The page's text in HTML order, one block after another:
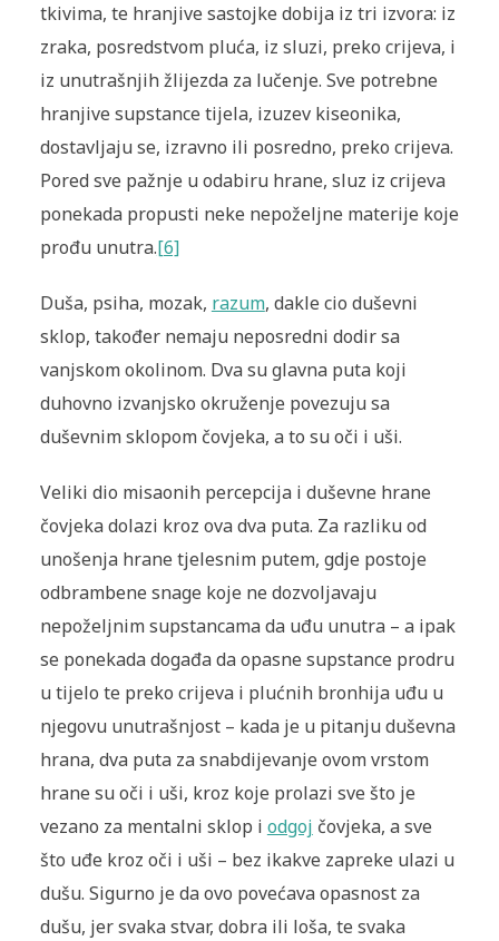
tkivima, te hranjive sastojke dobija iz tri izvora: iz
zraka, posredstvom pluća, iz sluzi, preko crijeva, i
iz unutrašnjih žlijezda za lučenje. Sve potrebne
hranjive supstance tijela, izuzev kiseonika,
dostavljaju se, izravno ili posredno, preko crijeva.
Pored sve pažnje u odabiru hrane, sluz iz crijeva
ponekada propusti neke nepoželjne materije koje
prođu unutra.[6]
Duša, psiha, mozak, razum, dakle cio duševni
sklop, također nemaju neposredni dodir sa
vanjskom okolinom. Dva su glavna puta koji
duhovno izvanjsko okruženje povezuju sa
duševnim sklopom čovjeka, a to su oči i uši.
Veliki dio misaonih percepcija i duševne hrane
čovjeka dolazi kroz ova dva puta. Za razliku od
unošenja hrane tjelesnim putem, gdje postoje
odbrambene snage koje ne dozvoljavaju
nepoželjnim supstancama da uđu unutra – a ipak
se ponekada događa da opasne supstance prodru
u tijelo te preko crijeva i plućnih bronhija uđu u
njegovu unutrašnjost – kada je u pitanju duševna
hrana, dva puta za snabdijevanje ovom vrstom
hrane su oči i uši, kroz koje prolazi sve što je
vezano za mentalni sklop i odgoj čovjeka, a sve
što uđe kroz oči i uši – bez ikakve zapreke ulazi u
dušu. Sigurno je da ovo povećava opasnost za
dušu, jer svaka stvar, dobra ili loša, te svaka